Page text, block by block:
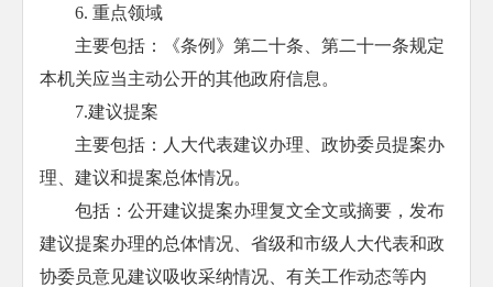
6. 重点领域
主要包括：《条例》第二十条、第二十一条规定
本机关应当主动公开的其他政府信息。
7.建议提案
主要包括：人大代表建议办理、政协委员提案办
理、建议和提案总体情况。
包括：公开建议提案办理复文全文或摘要，发布
建议提案办理的总体情况、省级和市级人大代表和政
协委员意见建议吸收采纳情况、有关工作动态等内